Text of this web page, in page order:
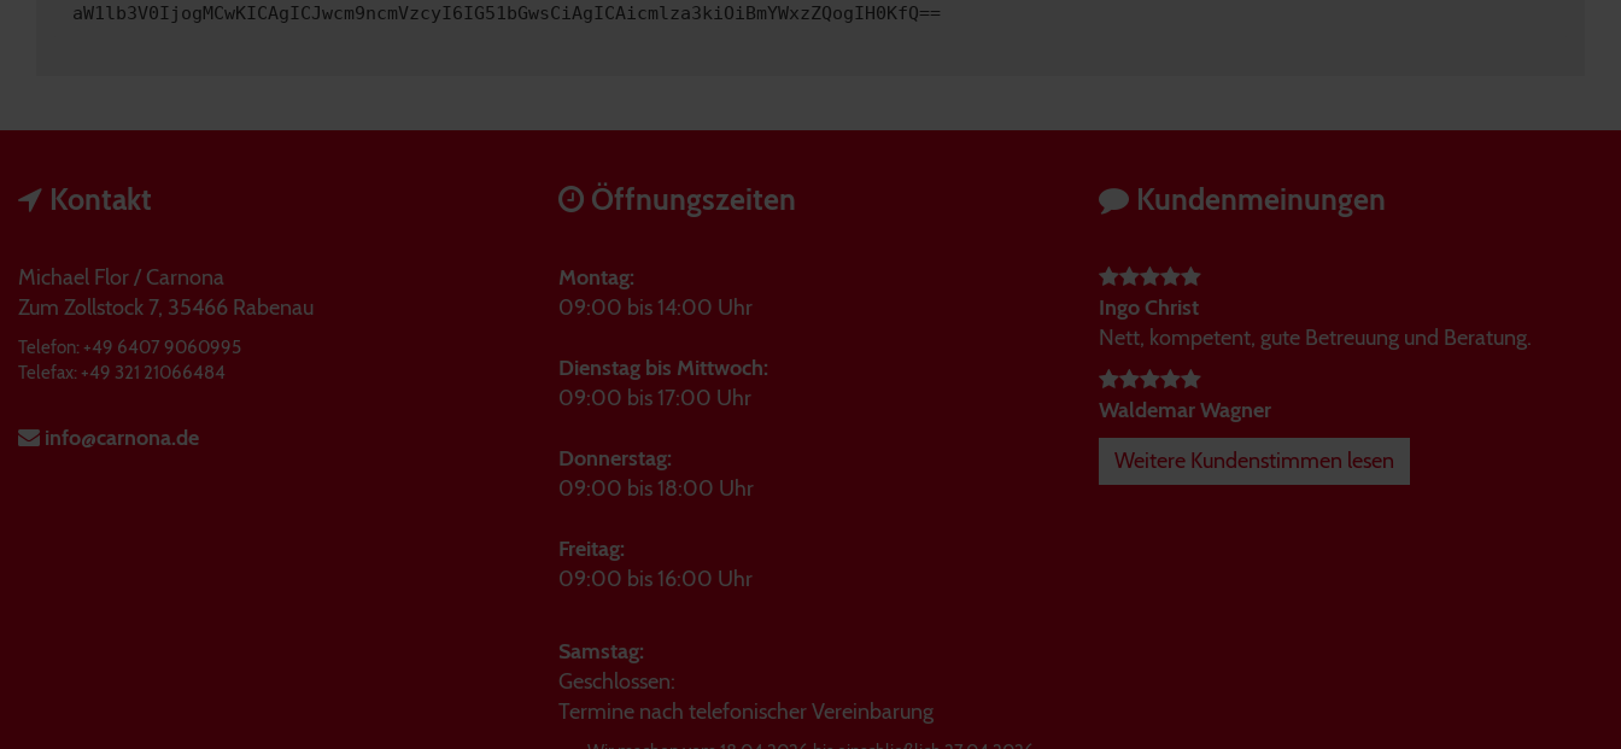
aW1lb3V0IjogMCwKICAgICJwcm9ncmVzcyI6IG51bGwsCiAgICAicmlza3kiOiBmYWxzZQogIH0KfQ==
Kontakt
Michael Flor / Carnona
Zum Zollstock 7, 35466 Rabenau
Telefon: +49 6407 9060995
Telefax: +49 321 21066484
info@carnona.de
Öffnungszeiten
Montag:
09:00 bis 14:00 Uhr
Dienstag bis Mittwoch:
09:00 bis 17:00 Uhr
Donnerstag:
09:00 bis 18:00 Uhr
Freitag:
09:00 bis 16:00 Uhr
Samstag:
Geschlossen:
Termine nach telefonischer Vereinbarung
Kundenmeinungen
Ingo Christ
Nett, kompetent, gute Betreuung und Beratung.
Waldemar Wagner
Weitere Kundenstimmen lesen